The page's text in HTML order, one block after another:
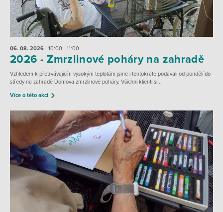
06. 08. 2026 10:00 - 11:00
2026 - Zmrzlinové poháry na zahradě
Vzhledem k přetrvávajícím vysokým teplotám jsme i tentokráte podávali od pondělí do
středy na zahradě Domova zmrzlinové poháry. Všichni klienti si...
Více o této akci